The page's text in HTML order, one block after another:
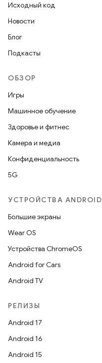
Исходный код
Новости
Блог
Подкасты
ОБЗОР
Игры
Машинное обучение
Здоровье и фитнес
Камера и медиа
Конфиденциальность
5G
УСТРОЙСТВА ANDROID
Большие экраны
Wear OS
Устройства ChromeOS
Android for Cars
Android TV
РЕЛИЗЫ
Android 17
Android 16
Android 15